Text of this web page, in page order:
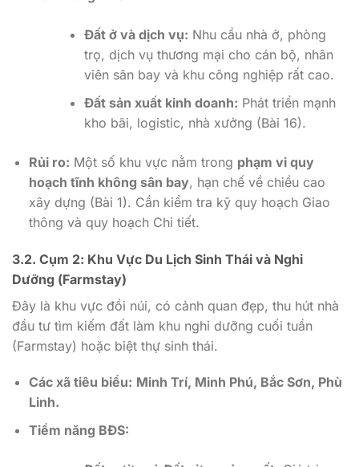
Đất ở và dịch vụ: Nhu cầu nhà ở, phòng
trọ, dịch vụ thương mại cho cán bộ, nhân
viên sân bay và khu công nghiệp rất cao.
Đất sản xuất kinh doanh: Phát triển mạnh
kho bãi, logistic, nhà xưởng (Bài 16).
Rủi ro: Một số khu vực nằm trong phạm vi quy
hoạch tĩnh không sân bay, hạn chế về chiều cao
xây dựng (Bài 1). Cần kiểm tra kỹ quy hoạch Giao
thông và quy hoạch Chi tiết.
3.2. Cụm 2: Khu Vực Du Lịch Sinh Thái và Nghỉ
Dưỡng (Farmstay)
Đây là khu vực đồi núi, có cảnh quan đẹp, thu hút nhà
đầu tư tìm kiếm đất làm khu nghỉ dưỡng cuối tuần
(Farmstay) hoặc biệt thự sinh thái.
Các xã tiêu biểu: Minh Trí, Minh Phú, Bắc Sơn, Phù
Linh.
Tiềm năng BĐS: